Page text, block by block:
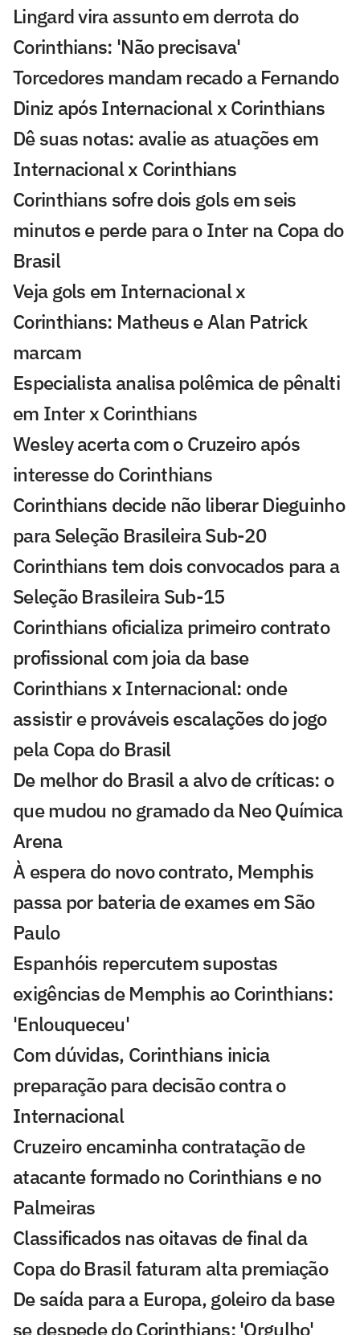
Lingard vira assunto em derrota do
Corinthians: 'Não precisava'
Torcedores mandam recado a Fernando
Diniz após Internacional x Corinthians
Dê suas notas: avalie as atuações em
Internacional x Corinthians
Corinthians sofre dois gols em seis
minutos e perde para o Inter na Copa do
Brasil
Veja gols em Internacional x
Corinthians: Matheus e Alan Patrick
marcam
Especialista analisa polêmica de pênalti
em Inter x Corinthians
Wesley acerta com o Cruzeiro após
interesse do Corinthians
Corinthians decide não liberar Dieguinho
para Seleção Brasileira Sub-20
Corinthians tem dois convocados para a
Seleção Brasileira Sub-15
Corinthians oficializa primeiro contrato
profissional com joia da base
Corinthians x Internacional: onde
assistir e prováveis escalações do jogo
pela Copa do Brasil
De melhor do Brasil a alvo de críticas: o
que mudou no gramado da Neo Química
Arena
À espera do novo contrato, Memphis
passa por bateria de exames em São
Paulo
Espanhóis repercutem supostas
exigências de Memphis ao Corinthians:
'Enlouqueceu'
Com dúvidas, Corinthians inicia
preparação para decisão contra o
Internacional
Cruzeiro encaminha contratação de
atacante formado no Corinthians e no
Palmeiras
Classificados nas oitavas de final da
Copa do Brasil faturam alta premiação
De saída para a Europa, goleiro da base
se despede do Corinthians: 'Orgulho'